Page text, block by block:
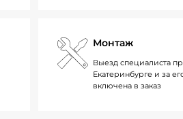
Монтаж
Выезд специалиста
Екатеринбурге и за
включена в заказ